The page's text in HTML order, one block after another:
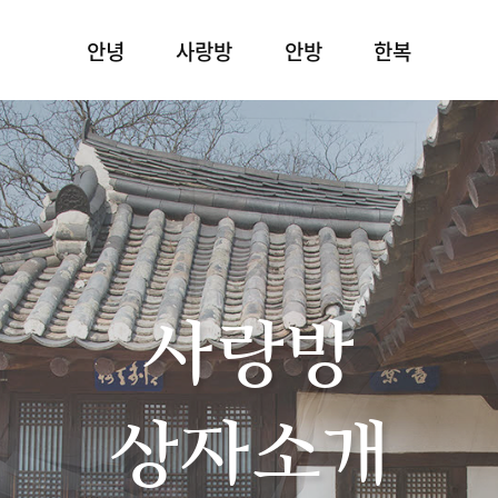
안녕 사랑방 안방 한복
사랑방
상자소개